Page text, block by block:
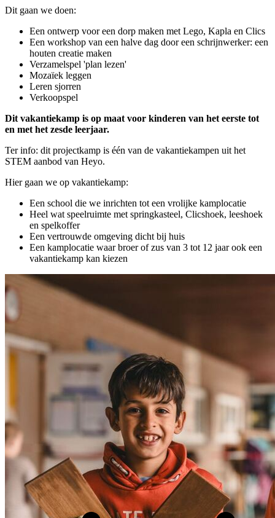
Dit gaan we doen:
Een ontwerp voor een dorp maken met Lego, Kapla en Clics
Een workshop van een halve dag door een schrijnwerker: een
houten creatie maken
Verzamelspel 'plan lezen'
Mozaïek leggen
Leren sjorren
Verkoopspel
Dit vakantiekamp is op maat voor kinderen van het eerste tot
en met het zesde leerjaar.
Ter info: dit projectkamp is één van de vakantiekampen uit het
STEM aanbod van Heyo.
Hier gaan we op vakantiekamp:
Een school die we inrichten tot een vrolijke kamplocatie
Heel wat speelruimte met springkasteel, Clicshoek, leeshoek
en spelkoffer
Een vertrouwde omgeving dicht bij huis
Een kamplocatie waar broer of zus van 3 tot 12 jaar ook een
vakantiekamp kan kiezen